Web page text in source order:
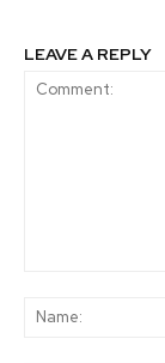
LEAVE A REPLY